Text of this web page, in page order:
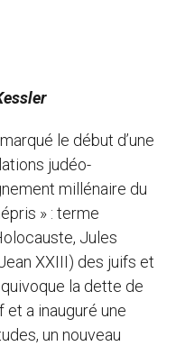
le début d’une
judéo-
millénaire du
» : terme
Jules
XXIII) des juifs et
la dette de
et a inauguré une
un nouveau